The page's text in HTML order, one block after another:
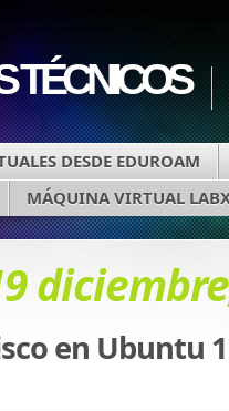
TÉCNICOS
DESDE EDUROAM
MÁQUINA VIRTUAL
en Ubuntu